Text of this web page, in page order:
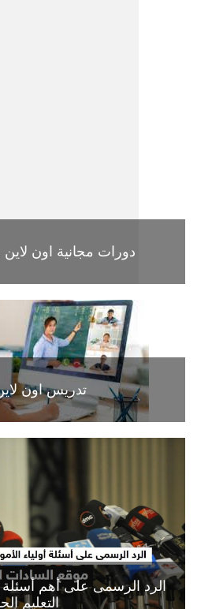
دورات مجانية اون
تدريس اون
الرد الرسمى على أهم أسئلة
التعليم